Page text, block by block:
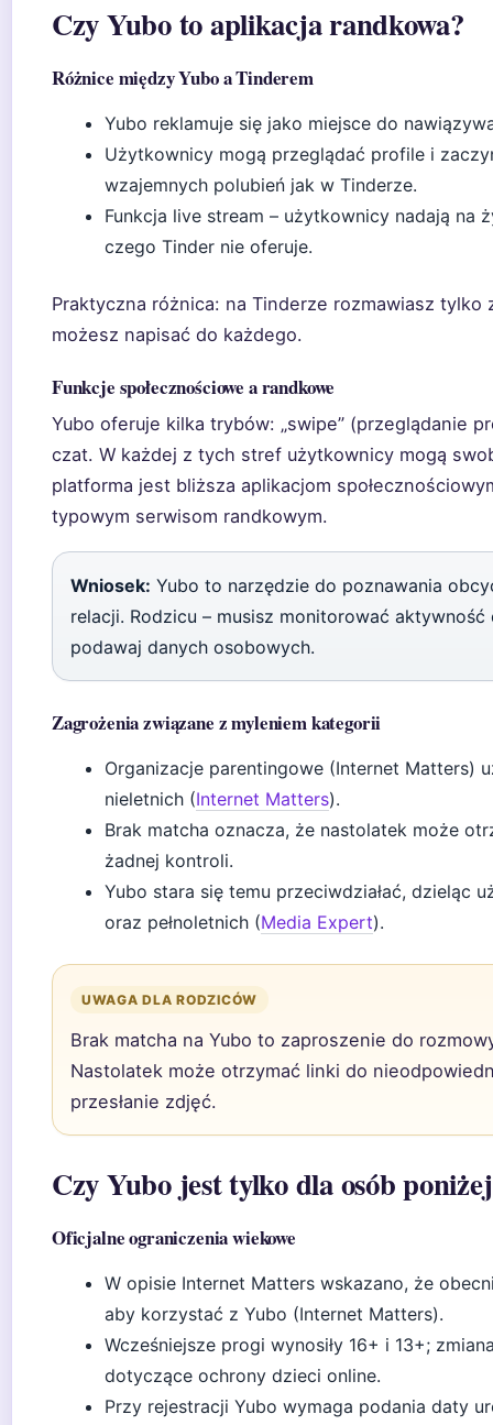
Czy Yubo to aplikacja randkowa?
Różnice między Yubo a Tinderem
Yubo reklamuje się jako miejsce do
Użytkownicy mogą przeglądać profile i
wzajemnych polubień jak w Tinderze.
Funkcja live stream – użytkownicy nadają na
czego Tinder nie oferuje.
Praktyczna różnica: na Tinderze rozmawiasz tylko
możesz napisać do każdego.
Funkcje społecznościowe a randkowe
Yubo oferuje kilka trybów: „swipe” (przeglądanie
czat. W każdej z tych stref użytkownicy mogą
platforma jest bliższa aplikacjom
typowym serwisom randkowym.
Wniosek: Yubo to narzędzie do poznawania
relacji. Rodzicu – musisz monitorować
podawaj danych osobowych.
Zagrożenia związane z myleniem kategorii
Organizacje parentingowe (Internet Matters)
nieletnich (Internet Matters).
Brak matcha oznacza, że nastolatek może
żadnej kontroli.
Yubo stara się temu przeciwdziałać, dzieląc
oraz pełnoletnich (Media Expert).
UWAGA DLA RODZICÓW
Brak matcha na Yubo to zaproszenie do
Nastolatek może otrzymać linki do
przesłanie zdjęć.
Czy Yubo jest tylko dla osób
Oficjalne ograniczenia wiekowe
W opisie Internet Matters wskazano, że
aby korzystać z Yubo (Internet Matters).
Wcześniejsze progi wynosiły 16+ i 13+;
dotyczące ochrony dzieci online.
Przy rejestracji Yubo wymaga podania daty